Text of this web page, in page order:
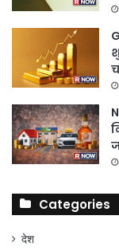
Categories
देश